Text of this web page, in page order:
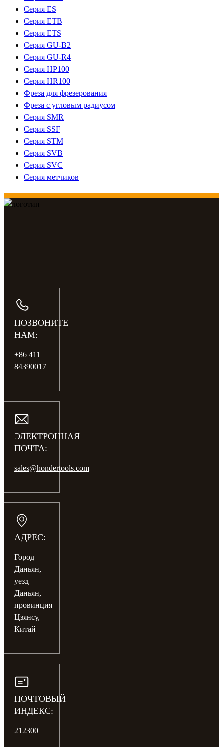
Серия ES
Серия ETB
Серия ETS
Серия GU-B2
Серия GU-R4
Серия HP100
Серия HR100
Фреза для фрезерования
Фреза с угловым радиусом
Серия SMR
Серия SSF
Серия STM
Серия SVB
Серия SVC
Серия метчиков
ПОЗВОНИТЕ
НАМ:
+86 411
84390017
ЭЛЕКТРОННАЯ
ПОЧТА:
sales@hondertools.com
АДРЕС:
Город
Даньян,
уезд
Даньян,
провинция
Цзянсу,
Китай
ПОЧТОВЫЙ
ИНДЕКС:
212300